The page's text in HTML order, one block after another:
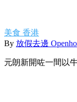
美食 香港
By 放假去邊
元朗新開咗一間以